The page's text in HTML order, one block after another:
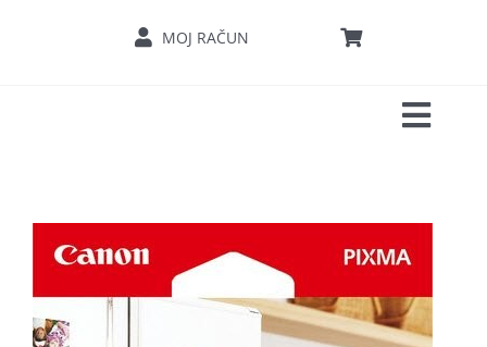
MOJ RAČUN
RAČUNALA
KOMPONENTE
PERIFERIJA